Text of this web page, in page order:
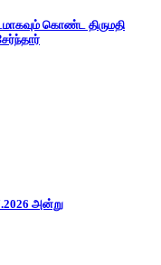
கொண்ட திருமதி
அன்று